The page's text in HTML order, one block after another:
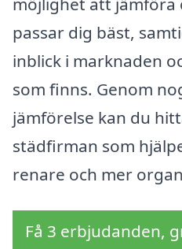
passar dig bäst,
inblick i marknaden
som finns. Genom
jämförelse kan du
städfirman som
renare och mer
Få 3 erbjudanden,